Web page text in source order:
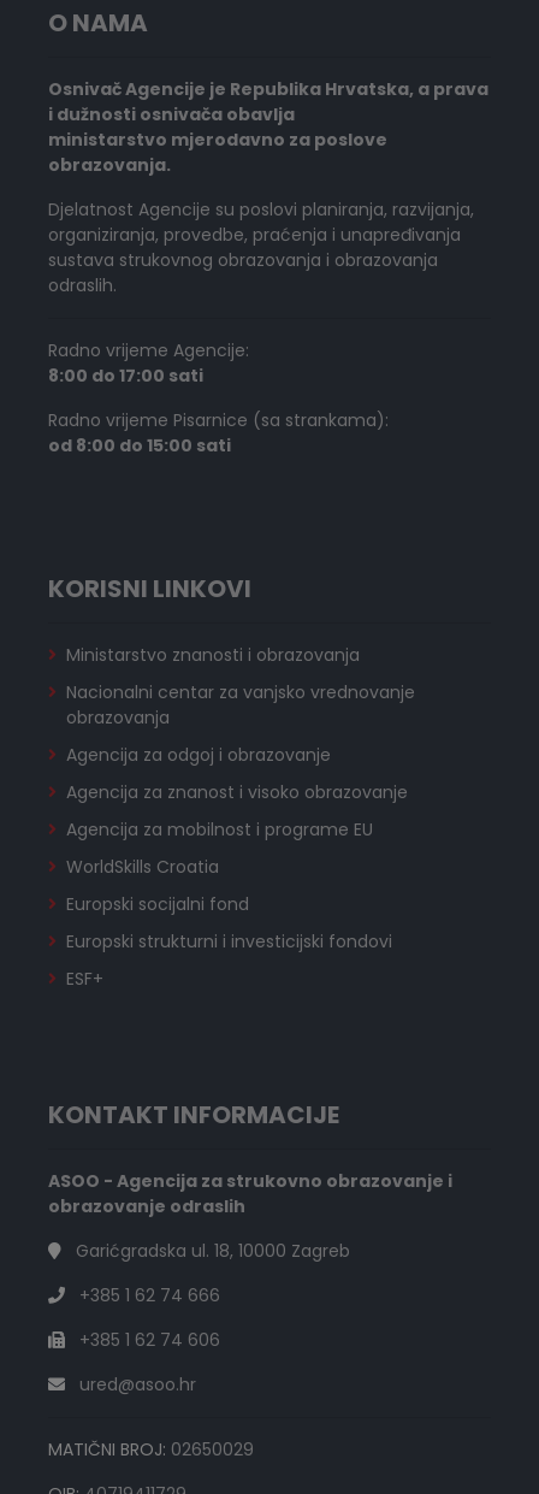
O NAMA
Osnivač Agencije je Republika Hrvatska, a prava
i dužnosti osnivača obavlja
ministarstvo mjerodavno za poslove
obrazovanja.
Djelatnost Agencije su poslovi planiranja, razvijanja,
organiziranja, provedbe, praćenja i unapređivanja
sustava strukovnog obrazovanja i obrazovanja
odraslih.
Radno vrijeme Agencije:
8:00 do 17:00 sati
Radno vrijeme Pisarnice (sa strankama):
od 8:00 do 15:00 sati
KORISNI LINKOVI
Ministarstvo znanosti i obrazovanja
Nacionalni centar za vanjsko vrednovanje
obrazovanja
Agencija za odgoj i obrazovanje
Agencija za znanost i visoko obrazovanje
Agencija za mobilnost i programe EU
WorldSkills Croatia
Europski socijalni fond
Europski strukturni i investicijski fondovi
ESF+
KONTAKT INFORMACIJE
ASOO - Agencija za strukovno obrazovanje i
obrazovanje odraslih
Garićgradska ul. 18, 10000 Zagreb
+385 1 62 74 666
+385 1 62 74 606
ured@asoo.hr
MATIČNI BROJ: 02650029